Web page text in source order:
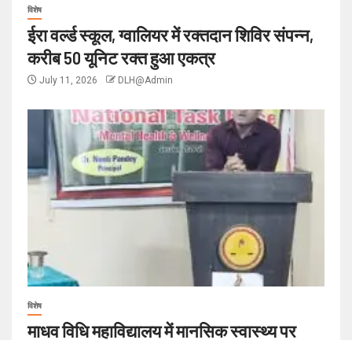
विशेष
ईरा वर्ल्ड स्कूल, ग्वालियर में रक्तदान शिविर संपन्न,
करीब 50 यूनिट रक्त हुआ एकत्र
July 11, 2026 DLH@Admin
विशेष
माधव विधि महाविद्यालय में मानसिक स्वास्थ्य पर